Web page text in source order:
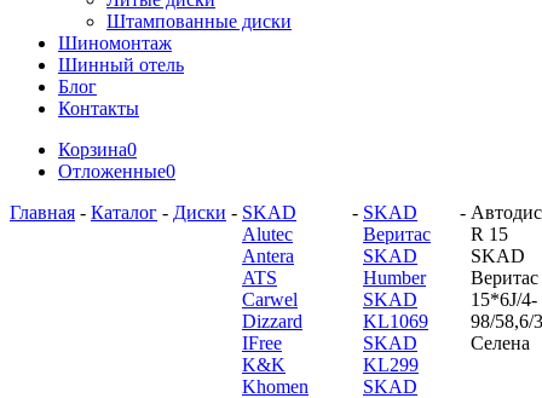
Штампованные диски
Шиномонтаж
Шинный отель
Блог
Контакты
Корзина0
Отложенные0
Главная - Каталог - Диски - SKAD
Alutec
Antera
ATS
Carwel
Dizzard
IFree
K&K
Khomen
- SKAD
Веритас
SKAD
Humber
SKAD
KL1069
SKAD
KL299
SKAD
-
R 15
SKAD
Веритас
15*6J/4-
98/58,6/
Селена